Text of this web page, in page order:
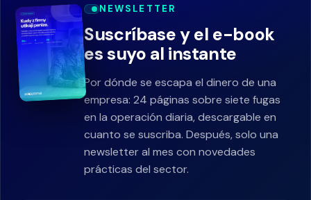
NEWSLETTER
Suscríbase y el e-book
es suyo al instante
Por dónde se escapa el dinero de una
empresa: 24 páginas sobre siete fugas
en la operación diaria, descargable en
cuanto se suscriba. Después, solo una
newsletter al mes con novedades
prácticas del sector.